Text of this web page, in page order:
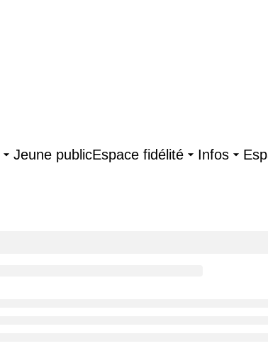
Jeune publicEspace fidélité Infos